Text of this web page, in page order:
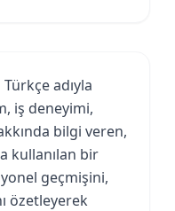
adıyla
iş deneyimi,
bilgi veren,
kullanılan bir
geçmişini,
özetleyerek